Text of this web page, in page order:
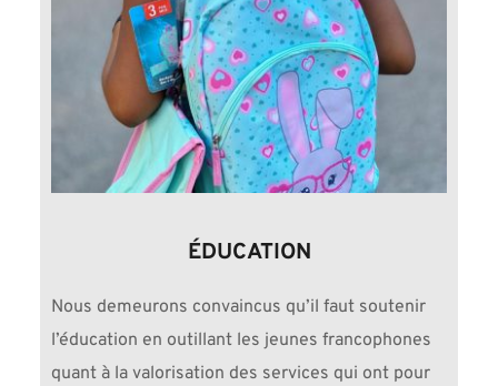
ÉDUCATION
Nous demeurons convaincus qu’il faut soutenir
l’éducation en outillant les jeunes francophones
quant à la valorisation des services qui ont pour